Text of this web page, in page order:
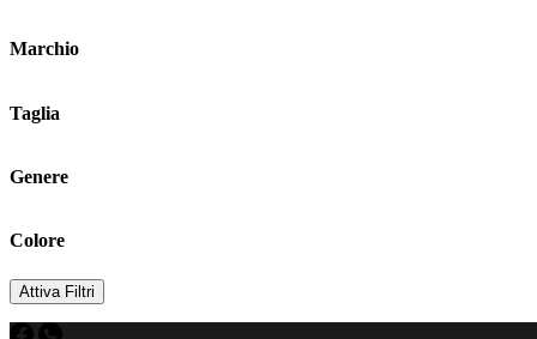
Marchio
Taglia
Genere
Colore
Attiva Filtri